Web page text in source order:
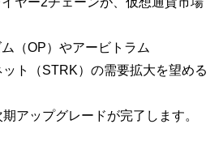
（OP）やアービトラム
ット（STRK）の需要拡大を望める
アップグレードが完了します。